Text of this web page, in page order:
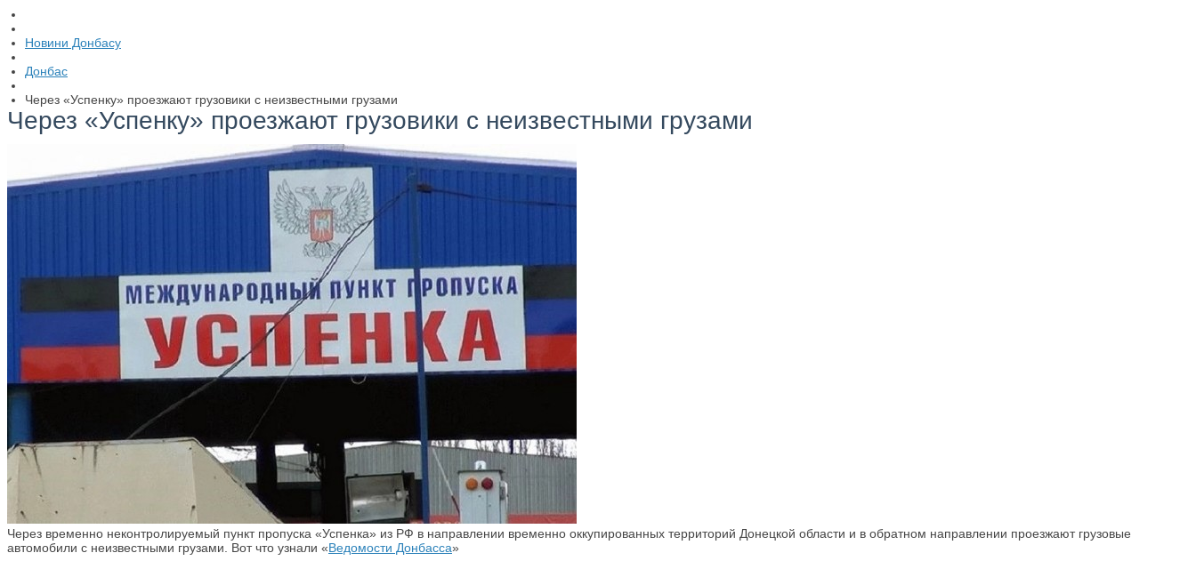
Новини Донбасу
Донбас
Через «Успенку» проезжают грузовики с неизвестными грузами
Через «Успенку» проезжают грузовики с неизвестными грузами
Через временно неконтролируемый пункт пропуска «Успенка» из РФ в направлении временно оккупированных территорий Донецкой области и в обратном направлении проезжают грузовые
автомобили с неизвестными грузами. Вот что узнали «Ведомости Донбасса»